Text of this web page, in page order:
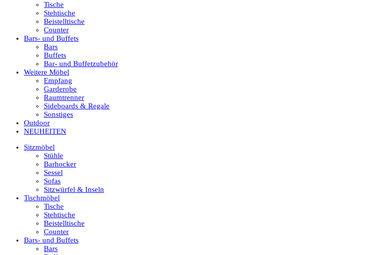
Tische
Stehtische
Beistelltische
Counter
Bars- und Buffets
Bars
Buffets
Bar- und Buffetzubehör
Weitere Möbel
Empfang
Garderobe
Raumtrenner
Sideboards & Regale
Sonstiges
Outdoor
NEUHEITEN
Sitzmöbel
Stühle
Barhocker
Sessel
Sofas
Sitzwürfel & Inseln
Tischmöbel
Tische
Stehtische
Beistelltische
Counter
Bars- und Buffets
Bars